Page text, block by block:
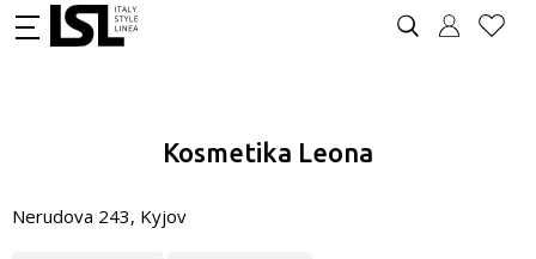
Kosmetika Leona
Nerudova 243, Kyjov